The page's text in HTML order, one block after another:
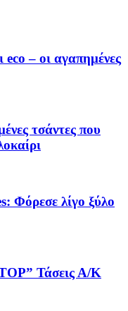
– οι αγαπημένες
τσάντες που
Φόρεσε λίγο ξύλο
Τάσεις Α/Κ